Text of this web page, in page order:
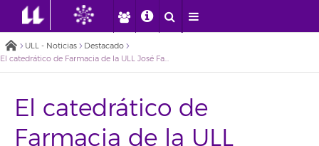
ULL - Noticias
Destacado
El catedrático de Farmacia de la ULL José Fariña recibe una de las medallas del Consejo General de Farmacéuticos
El catedrático de
Farmacia de la ULL